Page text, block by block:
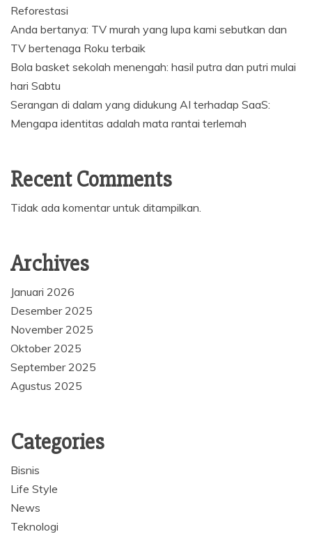
Reforestasi
Anda bertanya: TV murah yang lupa kami sebutkan dan
TV bertenaga Roku terbaik
Bola basket sekolah menengah: hasil putra dan putri mulai
hari Sabtu
Serangan di dalam yang didukung AI terhadap SaaS:
Mengapa identitas adalah mata rantai terlemah
Recent Comments
Tidak ada komentar untuk ditampilkan.
Archives
Januari 2026
Desember 2025
November 2025
Oktober 2025
September 2025
Agustus 2025
Categories
Bisnis
Life Style
News
Teknologi